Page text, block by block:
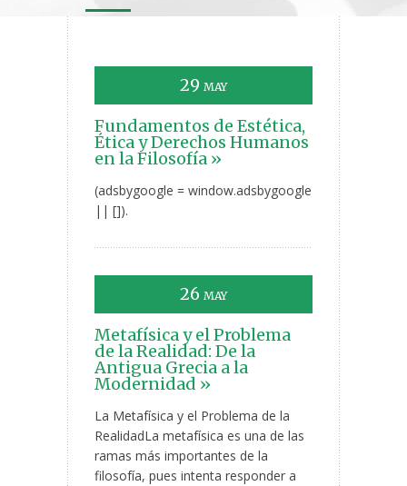
29 MAY
Fundamentos de Estética,
Ética y Derechos Humanos
en la Filosofía »
(adsbygoogle = window.adsbygoogle
|| []).
26 MAY
Metafísica y el Problema
de la Realidad: De la
Antigua Grecia a la
Modernidad »
La Metafísica y el Problema de la
RealidadLa metafísica es una de las
ramas más importantes de la
filosofía, pues intenta responder a